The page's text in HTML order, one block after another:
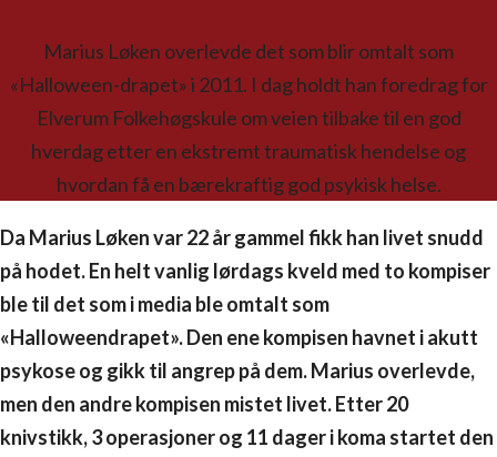
Marius Løken overlevde det som blir omtalt som
«Halloween-drapet» i 2011. I dag holdt han foredrag for
Elverum Folkehøgskule om veien tilbake til en god
hverdag etter en ekstremt traumatisk hendelse og
hvordan få en bærekraftig god psykisk helse.
Da Marius Løken var 22 år gammel fikk han livet snudd
på hodet. En helt vanlig lørdags kveld med to kompiser
ble til det som i media ble omtalt som
«Halloweendrapet». Den ene kompisen havnet i akutt
psykose og gikk til angrep på dem. Marius overlevde,
men den andre kompisen mistet livet. Etter 20
knivstikk, 3 operasjoner og 11 dager i koma startet den